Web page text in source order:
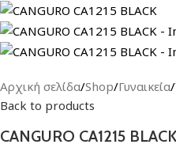
Αρχική σελίδα/Shop/Γυναικεία/
Back to products
CANGURO CA1215